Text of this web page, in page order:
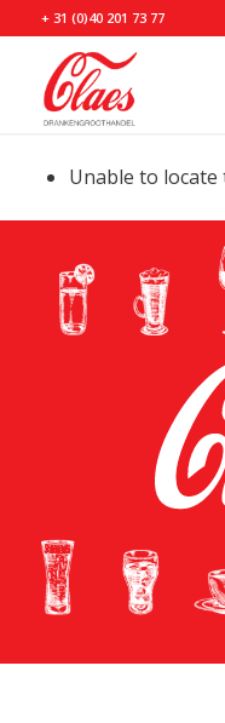
+ 31 (0)40 201 73 77
Unable to